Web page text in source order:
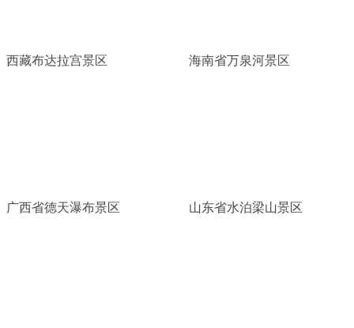
西藏布达拉宫景区 海南省万泉河景区
广西省德天瀑布景区 山东省水泊梁山景区